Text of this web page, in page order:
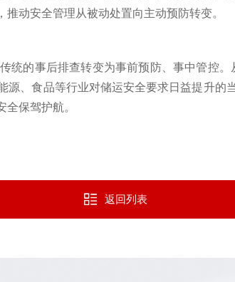
动安全管理从被动处置向主动预防转变。
的事后排查转变为事前预防、事中管控。
、食品等行业对储运安全要求日益提升的
保驾护航。
返回列表